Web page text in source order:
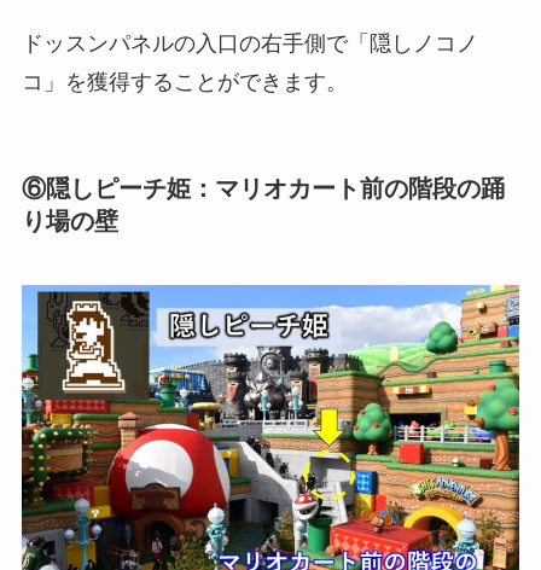
ドッスンパネルの入口の右手側で「隠しノコノ
コ」を獲得することができます。
⑥隠しピーチ姫：マリオカート前の階段の踊
り場の壁